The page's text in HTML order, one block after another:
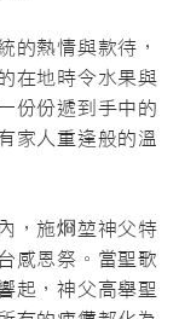
的熱情與款待，
在地時令水果與
份份遞到手中的
家人重逢般的溫
，施烱堃神父特
感恩祭。當聖歌
起，神父高舉聖